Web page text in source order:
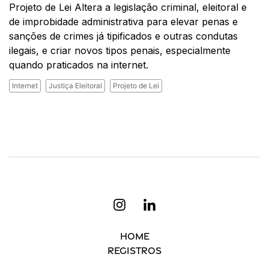
Projeto de Lei Altera a legislação criminal, eleitoral e
de improbidade administrativa para elevar penas e
sanções de crimes já tipificados e outras condutas
ilegais, e criar novos tipos penais, especialmente
quando praticados na internet.
Internet Justiça Eleitoral Projeto de Lei
Home
Registros